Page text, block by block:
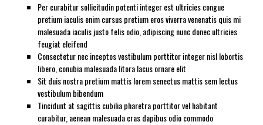
Per curabitur sollicitudin potenti integer est ultricies congue
pretium iaculis enim cursus pretium eros viverra venenatis quis mi
malesuada iaculis justo felis odio, adipiscing nunc donec ultricies
feugiat eleifend
Consectetur nec inceptos vestibulum porttitor integer nisl lobortis
libero, conubia malesuada litora lacus ornare elit
Sit duis nostra pretium mattis lorem senectus mattis sem lectus
vestibulum bibendum
Tincidunt at sagittis cubilia pharetra porttitor vel habitant
curabitur, aenean malesuada cras dapibus odio commodo